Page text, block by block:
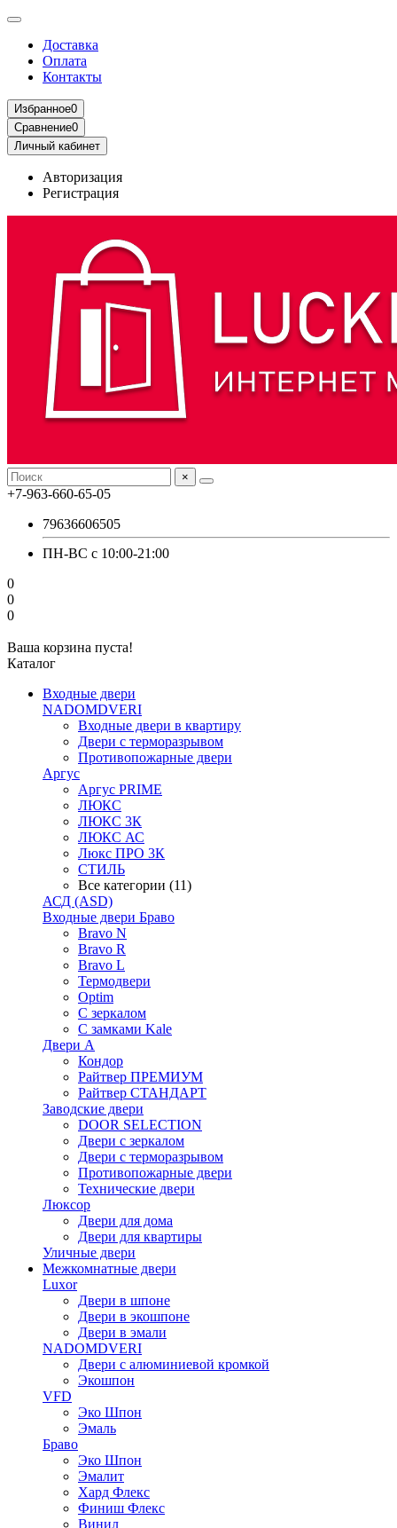
Доставка
Оплата
Контакты
Избранное0
Сравнение0
Личный кабинет
Авторизация
Регистрация
×
+7-963-660-65-05
79636606505
ПН-ВС с 10:00-21:00
0
0
0
Ваша корзина пуста!
Каталог
Входные двери
NADOMDVERI
Входные двери в квартиру
Двери с терморазрывом
Противопожарные двери
Аргус
Аргус PRIME
ЛЮКС
ЛЮКС 3К
ЛЮКС АС
Люкс ПРО 3К
СТИЛЬ
Все категории (11)
АСД (ASD)
Входные двери Браво
Bravo N
Bravo R
Bravo L
Термодвери
Optim
С зеркалом
С замками Kale
Двери А
Кондор
Райтвер ПРЕМИУМ
Райтвер СТАНДАРТ
Заводские двери
DOOR SELECTION
Двери с зеркалом
Двери с терморазрывом
Противопожарные двери
Технические двери
Люксор
Двери для дома
Двери для квартиры
Уличные двери
Межкомнатные двери
Luxor
Двери в шпоне
Двери в экошпоне
Двери в эмали
NADOMDVERI
Двери с алюминиевой кромкой
Экошпон
VFD
Эко Шпон
Эмаль
Браво
Эко Шпон
Эмалит
Хард Флекс
Финиш Флекс
Винил